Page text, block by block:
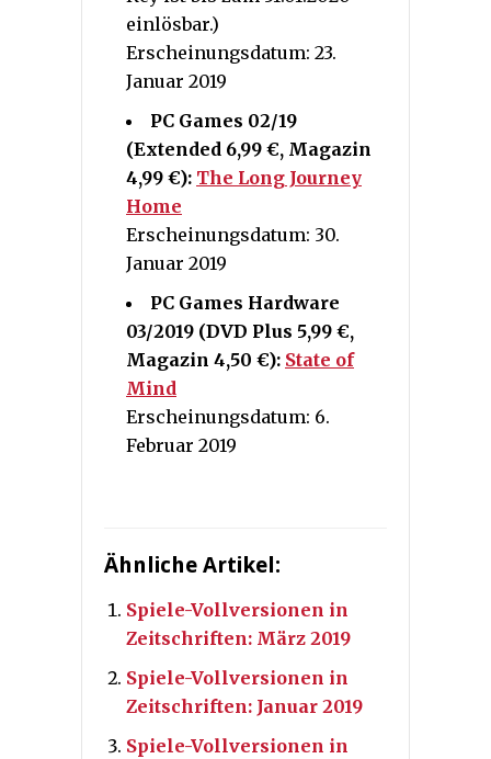
einlösbar.)
Erscheinungsdatum: 23.
Januar 2019
PC Games 02/19
(Extended 6,99 €, Magazin
4,99 €): The Long Journey
Home
Erscheinungsdatum: 30.
Januar 2019
PC Games Hardware
03/2019 (DVD Plus 5,99 €,
Magazin 4,50 €): State of
Mind
Erscheinungsdatum: 6.
Februar 2019
Ähnliche Artikel:
Spiele-Vollversionen in
Zeitschriften: März 2019
Spiele-Vollversionen in
Zeitschriften: Januar 2019
Spiele-Vollversionen in